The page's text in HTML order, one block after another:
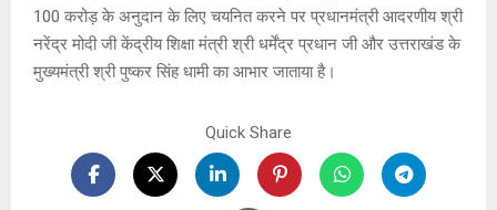
100 करोड़ के अनुदान के लिए चयनित करने पर प्रधानमंत्री आदरणीय श्री
नरेंद्र मोदी जी केंद्रीय शिक्षा मंत्री श्री धर्मेंद्र प्रधान जी और उत्तराखंड के
मुख्यमंत्री श्री पुष्कर सिंह धामी का आभार जाताया है।
Quick Share